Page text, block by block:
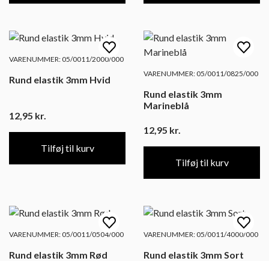
VARENUMMER: 05/0011/2000/000
Rund elastik 3mm Hvid
12,95 kr.
Tilføj til kurv
VARENUMMER: 05/0011/0825/000
Rund elastik 3mm
Marineblå
12,95 kr.
Tilføj til kurv
VARENUMMER: 05/0011/0504/000
Rund elastik 3mm Rød
VARENUMMER: 05/0011/4000/000
Rund elastik 3mm Sort